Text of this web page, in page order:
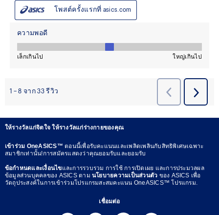
ให้รางวัลแก่จิตใจ ให้รางวัลแก่ร่างกายของคุณ
เข้าร่วม OneASICS™ตอนนี้เพื่อรับคะแนนและเพลิดเพลินกับสิทธิพิเศษเฉพาะ
สมาชิกเท่านั้น!การสมัครแสดงว่าคุณยอมรับและยอมรับ
ข้อกำหนดและเงื่อนไขและการรวบรวม การใช้ การเปิดเผย และการประมวลผล
ข้อมูลส่วนบุคคลของ ASICS ตาม นโยบายความเป็นส่วนตัว ของ ASICS เพื่อ
วัตถุประสงค์ในการเข้าร่วมโปรแกรมสะสมคะแนน OneASICS™ โปรแกรม.
เชื่อมต่อ